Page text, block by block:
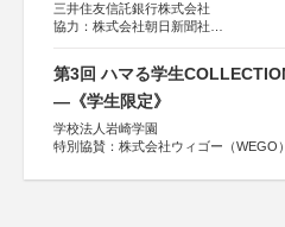
三井住友信託銀行株式会社
協力：株式会社朝日新聞社
第3回 ハマる学生
―《学生限定》
学校法人岩崎学園
特別協賛：株式会社ウィゴー（WEGO）